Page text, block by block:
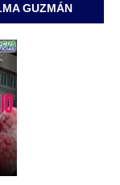
GUZMÁN